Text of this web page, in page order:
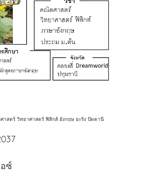
าสตร์ วิทยาศาสตร์ ฟิสิกส์ อังกฤษ ยะรัง ปัตตานี